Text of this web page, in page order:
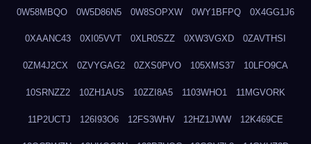
0W58MBQO 0W5D86N5 0W8SOPXW 0WY1BFPQ 0X4GG1J6
0XAANC43 0XI05VVT 0XLR0SZZ 0XW3VGXD 0ZAVTHSI
0ZM4J2CX 0ZVYGAG2 0ZXS0PVO 105XMS37 10LFO9CA
10SRNZZ2 10ZH1AUS 10ZZI8A5 1103WHO1 11MGVORK
11P2UCTJ 126I93O6 12FS3WHV 12HZ1JWW 12K469CE